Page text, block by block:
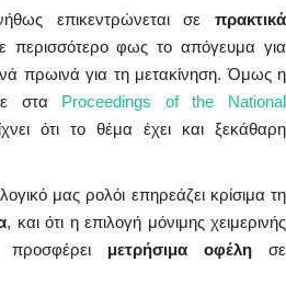
επικεντρώνεται σε πρακτικά
περισσότερο φως το απόγευμα για
πρωινά για τη μετακίνηση. Όμως η
στα Proceedings of the National
ότι το θέμα έχει και ξεκάθαρη
μας ρολόι επηρεάζει κρίσιμα τη
, και ότι η επιλογή μόνιμης χειμερινής
μετρήσιμα οφέλη σε